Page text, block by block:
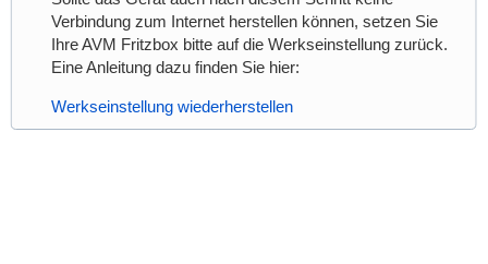
Verbindung zum Internet herstellen können, setzen Sie
Ihre AVM Fritzbox bitte auf die Werkseinstellung zurück.
Eine Anleitung dazu finden Sie hier:
Werkseinstellung wiederherstellen